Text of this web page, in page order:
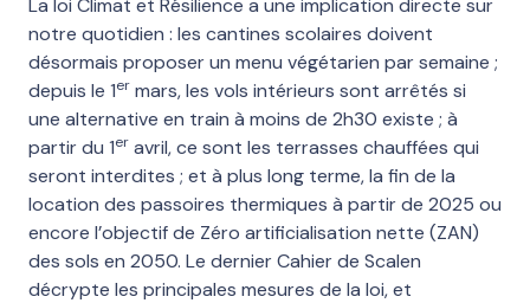
La loi Climat et Résilience a une implication directe sur
notre quotidien : les cantines scolaires doivent
désormais proposer un menu végétarien par semaine ;
depuis le 1er mars, les vols intérieurs sont arrêtés si
une alternative en train à moins de 2h30 existe ; à
partir du 1er avril, ce sont les terrasses chauffées qui
seront interdites ; et à plus long terme, la fin de la
location des passoires thermiques à partir de 2025 ou
encore l’objectif de Zéro artificialisation nette (ZAN)
des sols en 2050. Le dernier Cahier de Scalen
décrypte les principales mesures de la loi, et